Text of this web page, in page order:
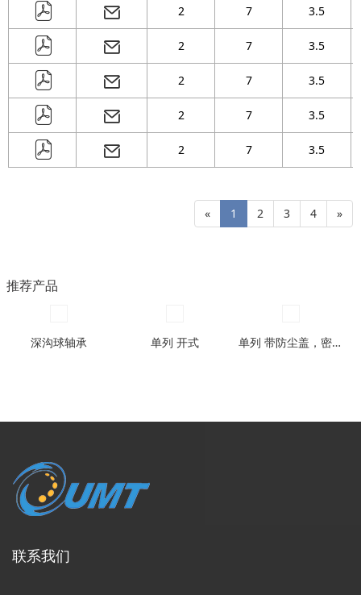
2 7 3.5
2 7 3.5
2 7 3.5
2 7 3.5
2 7 3.5
« 1 2 3 4 »
推荐产品
深沟球轴承 单列 开式 单列 带防尘盖，密封圈型
联系我们